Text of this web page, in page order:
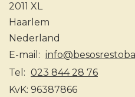
2011 XL
Haarlem
Nederland
E-mail:
Tel: 023 844 28 76
KvK: 96387866